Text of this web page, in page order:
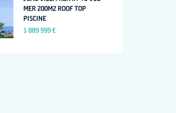
MER 200M2 ROOF TOP
PISCINE
1 889 999 €